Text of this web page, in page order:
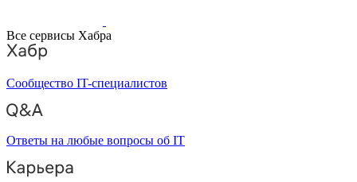
Все сервисы Хабра
Сообщество IT-специалистов
Ответы на любые вопросы об IT